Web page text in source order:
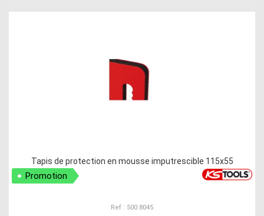
Tapis de protection en mousse imputrescible 115x55
Promotion
Ref : 500.8045